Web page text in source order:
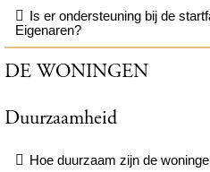
Is er ondersteuning bij de
Eigenaren?
DE WONINGEN
Duurzaamheid
Hoe duurzaam zijn de